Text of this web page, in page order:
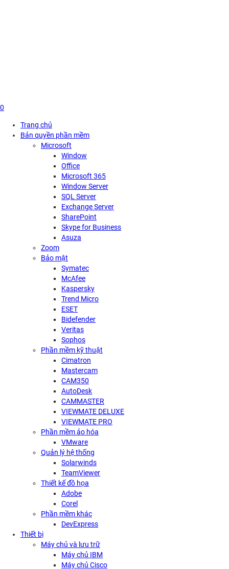
0
Trang chủ
Bản quyền phần mềm
Microsoft
Window
Office
Microsoft 365
Window Server
SQL Server
Exchange Server
SharePoint
Skype for Business
Asuza
Zoom
Bảo mật
Symatec
McAfee
Kaspersky
Trend Micro
ESET
Bidefender
Veritas
Sophos
Phần mềm kỹ thuật
Cimatron
Mastercam
CAM350
AutoDesk
CAMMASTER
VIEWMATE DELUXE
VIEWMATE PRO
Phần mềm ảo hóa
VMware
Quản lý hệ thống
Solarwinds
TeamViewer
Thiết kế đồ họa
Adobe
Corel
Phần mềm khác
DevExpress
Thiết bị
Máy chủ và lưu trữ
Máy chủ IBM
Máy chủ Cisco